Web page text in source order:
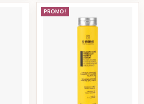
Shampoing sans sulfate protect color 270ml
PROMO !